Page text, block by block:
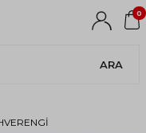
ARA
0